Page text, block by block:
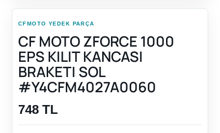
CFMOTO YEDEK PARÇA
CF MOTO ZFORCE 1000
EPS KILIT KANCASI
BRAKETI SOL
#Y4CFM4027A0060
748 TL